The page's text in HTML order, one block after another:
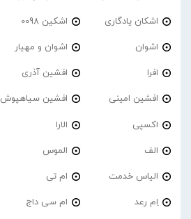
اشکان یادگاری اشکین 0098
اشوان اشوان و مهیار
افرا افشین آذری
افشین امینی افشین سیاهپوش
اکسپی الارا
الف الموس
الیاس خدمت ام تی
اِم رعد ام سی داج